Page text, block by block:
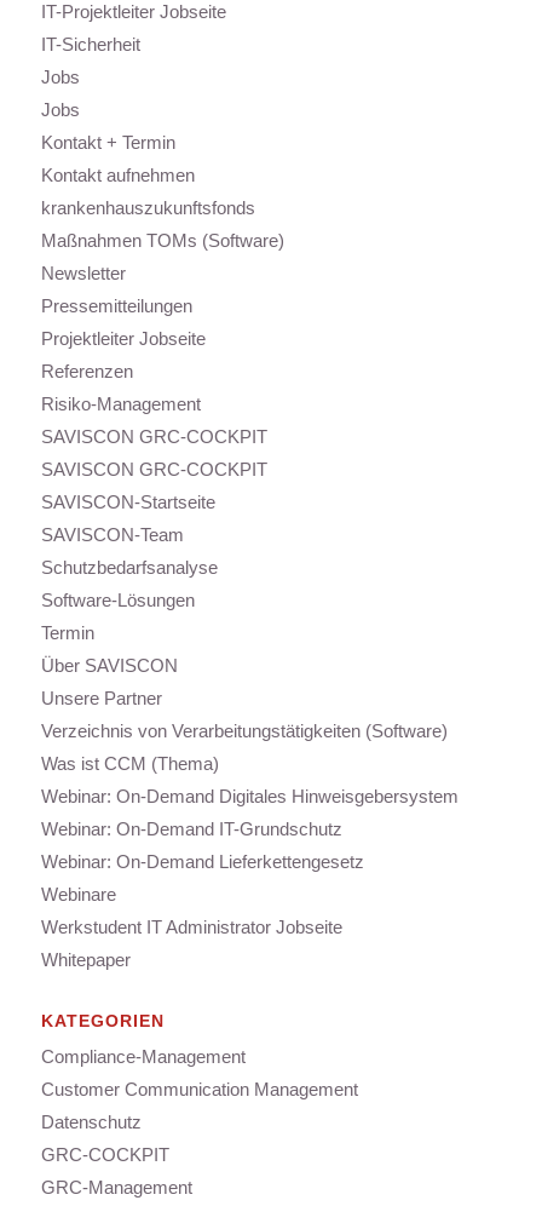
IT-Projektleiter Jobseite
IT-Sicherheit
Jobs
Jobs
Kontakt + Termin
Kontakt aufnehmen
krankenhauszukunftsfonds
Maßnahmen TOMs (Software)
Newsletter
Pressemitteilungen
Projektleiter Jobseite
Referenzen
Risiko-Management
SAVISCON GRC-COCKPIT
SAVISCON GRC-COCKPIT
SAVISCON-Startseite
SAVISCON-Team
Schutzbedarfsanalyse
Software-Lösungen
Termin
Über SAVISCON
Unsere Partner
Verzeichnis von Verarbeitungstätigkeiten (Software)
Was ist CCM (Thema)
Webinar: On-Demand Digitales Hinweisgebersystem
Webinar: On-Demand IT-Grundschutz
Webinar: On-Demand Lieferkettengesetz
Webinare
Werkstudent IT Administrator Jobseite
Whitepaper
KATEGORIEN
Compliance-Management
Customer Communication Management
Datenschutz
GRC-COCKPIT
GRC-Management